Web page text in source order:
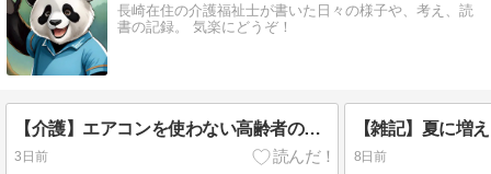
長崎在住の介護福祉士が書いた日々の様子や、考え、読
書の記録。 気楽にどうぞ！
【介護】エアコンを使わない高齢者の熱中症対策｜「大丈夫」が一番危険！命を守るために今日からできる工夫
3日前 8日前